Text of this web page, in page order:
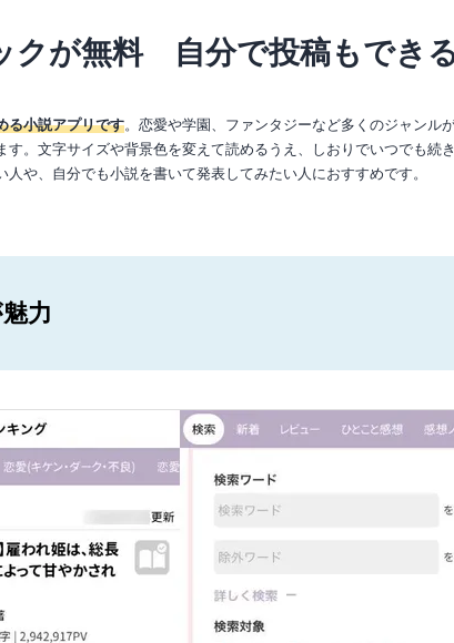
クが無料 自分で投稿もでき
る小説アプリです。恋愛や学園、ファンタジーなど多くのジャンル
す。文字サイズや背景色を変えて読めるうえ、しおりでいつでも続
や、自分でも小説を書いて発表してみたい人におすすめです。
力